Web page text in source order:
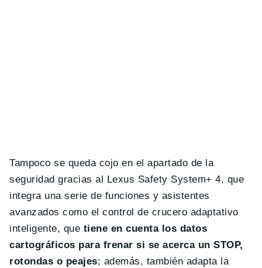
Tampoco se queda cojo en el apartado de la
seguridad gracias al Lexus Safety System+ 4, que
integra una serie de funciones y asistentes
avanzados como el control de crucero adaptativo
inteligente, que tiene en cuenta los datos
cartográficos para frenar si se acerca un STOP,
rotondas o peajes; además, también adapta la